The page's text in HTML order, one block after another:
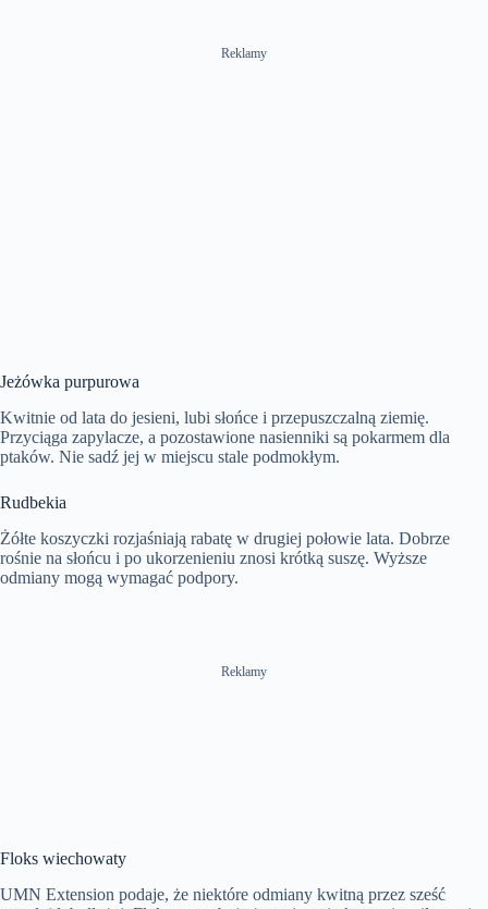
Reklamy
Jeżówka purpurowa
Kwitnie od lata do jesieni, lubi słońce i przepuszczalną ziemię.
Przyciąga zapylacze, a pozostawione nasienniki są pokarmem dla
ptaków. Nie sadź jej w miejscu stale podmokłym.
Rudbekia
Żółte koszyczki rozjaśniają rabatę w drugiej połowie lata. Dobrze
rośnie na słońcu i po ukorzenieniu znosi krótką suszę. Wyższe
odmiany mogą wymagać podpory.
Reklamy
Floks wiechowaty
UMN Extension podaje, że niektóre odmiany kwitną przez sześć